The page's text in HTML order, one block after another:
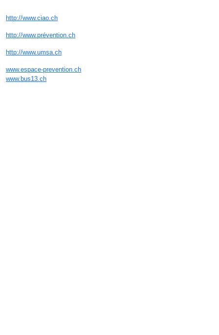
http://www.ciao.ch
http://www.prévention.ch
http://www.umsa.ch
www.espace-prevention.ch
www.bus13.ch